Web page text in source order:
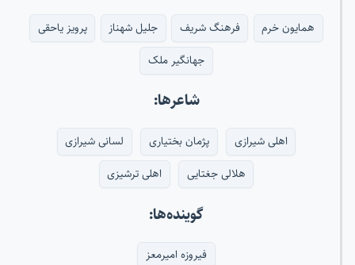
همایون خرم فرهنگ شریف جلیل شهناز
پرویز یاحقی
جهانگیر ملک
شاعرها:
اهلی شیرازی پژمان بختیاری
لسانی شیرازی
هلالی جغتایی
اهلی ترشیزی
گوینده‌ها:
فیروزه امیرمعز